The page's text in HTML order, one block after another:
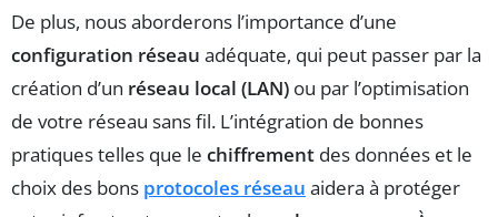
De plus, nous aborderons l’importance d’une
configuration réseau adéquate, qui peut passer par la
création d’un réseau local (LAN) ou par l’optimisation
de votre réseau sans fil. L’intégration de bonnes
pratiques telles que le chiffrement des données et le
choix des bons protocoles réseau aidera à protéger